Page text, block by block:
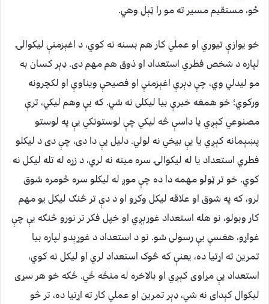
ځو، مستقیم مسیر ته مو را ټېل وهي.
خو یوازې تیوري او عملي کار هم بسنه نه کوي، د اغېزمنې لیکوالۍ
لپاره د شخص فطري استعداد او ذوق هم مهم دی. ډېر کسان به
مو لیدلي وي، چې ډېرې اغېزمنې او فصیحې ویناوې او لکچرونه
ورکوي؛ خو همغه خبرې بیا لیکلی نه شي. که يې وهم لیکي، ترې
مصنوعي کېږي یا داسې څه لیکي چې لوستونکي يې په لوستو
پښېمانه کېږي یا يې بیخي نه لولي. دلیل يې دا دی، چې دی د لیکلو
فطري استعداد یا له لیکوالۍ سره مینه نه لري، د زړه له تله لیکل نه
کوي. خو تر ټولو مهمه دا ده چې موږ له لیکلو سره څومره شوق
لرو، که په شوق او علاقه لیکل وکړو او د دې تر څنګ لیکل یو مهم
کار وبولو، نو هله استعداد غوړېږي او خپل فکر تر نورو څنګه يې چې
غواړو، هغسې يې رسولی شو. نو د استعداد د غوړېدو لپاره بیا
تمرین ته اړتیا ده، یعنې که څوک استعداد لري او لیکل نه کوي،
استعداد يې مړاوی کېږي او بالاخره له منځه ځي. ځکه خو هر سړی
لیکوال کېدای نه شي، ډېر تمرین او عملي کار ته اړتیا ده، تر څو